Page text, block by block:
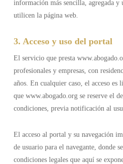
información más sencilla, agregada y
utilicen la página web.
3. Acceso y uso del portal
El servicio que presta
profesionales y empresas, con
años. En cualquier caso, el acceso
que www.abogado.org se reserve el
condiciones, previa notificación al
El acceso al portal y su navegación
de usuario para el navegante, donde
condiciones legales que aquí se